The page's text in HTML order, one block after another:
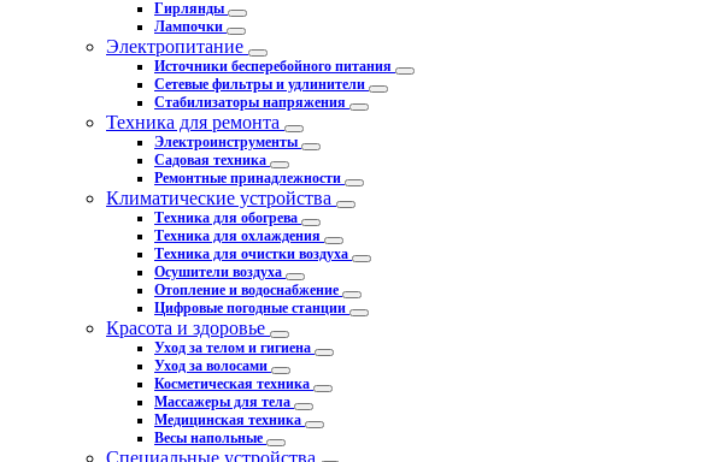
Гирлянды
Лампочки
Электропитание
Источники бесперебойного питания
Сетевые фильтры и удлинители
Стабилизаторы напряжения
Техника для ремонта
Электроинструменты
Садовая техника
Ремонтные принадлежности
Климатические устройства
Техника для обогрева
Техника для охлаждения
Техника для очистки воздуха
Осушители воздуха
Отопление и водоснабжение
Цифровые погодные станции
Красота и здоровье
Уход за телом и гигиена
Уход за волосами
Косметическая техника
Массажеры для тела
Медицинская техника
Весы напольные